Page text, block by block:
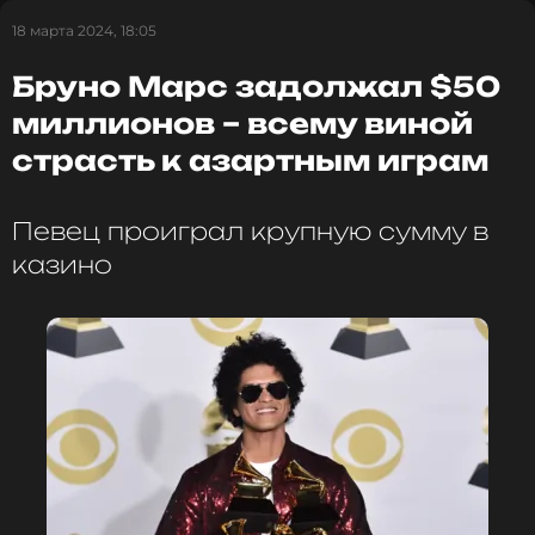
18 марта 2024, 18:05
Бруно Марс задолжал $50
миллионов – всему виной
страсть к азартным играм
Певец проиграл крупную сумму в
казино